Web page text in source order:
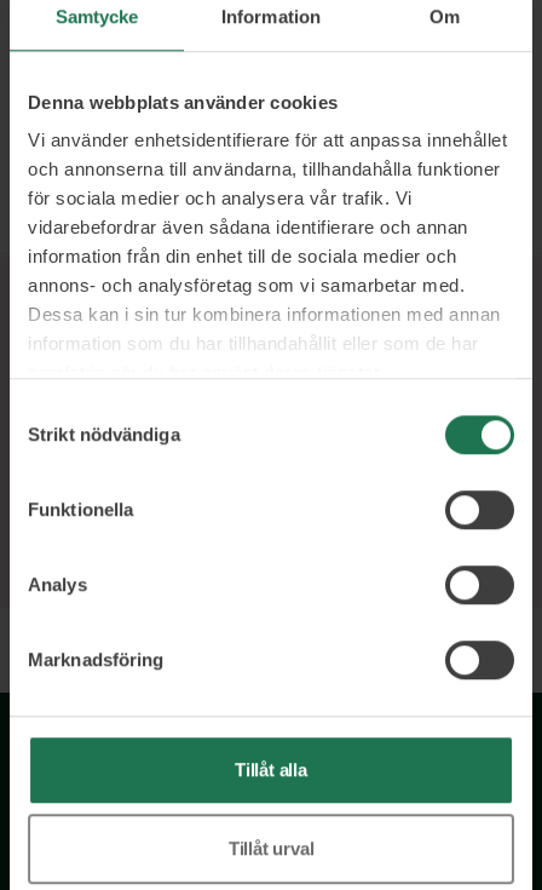
Samtycke Information Om
Denna webbplats använder cookies
Vi använder enhetsidentifierare för att anpassa innehållet
och annonserna till användarna, tillhandahålla funktioner
för sociala medier och analysera vår trafik. Vi
vidarebefordrar även sådana identifierare och annan
information från din enhet till de sociala medier och
annons- och analysföretag som vi samarbetar med.
Dessa kan i sin tur kombinera informationen med annan
information som du har tillhandahållit eller som de har
Strikt nödvändiga
Funktionella
Analys
Marknadsföring
Tillåt alla
Tillåt urval
Relevanta KPI’er
Läs mer och boka
Ett urval av våra kunder